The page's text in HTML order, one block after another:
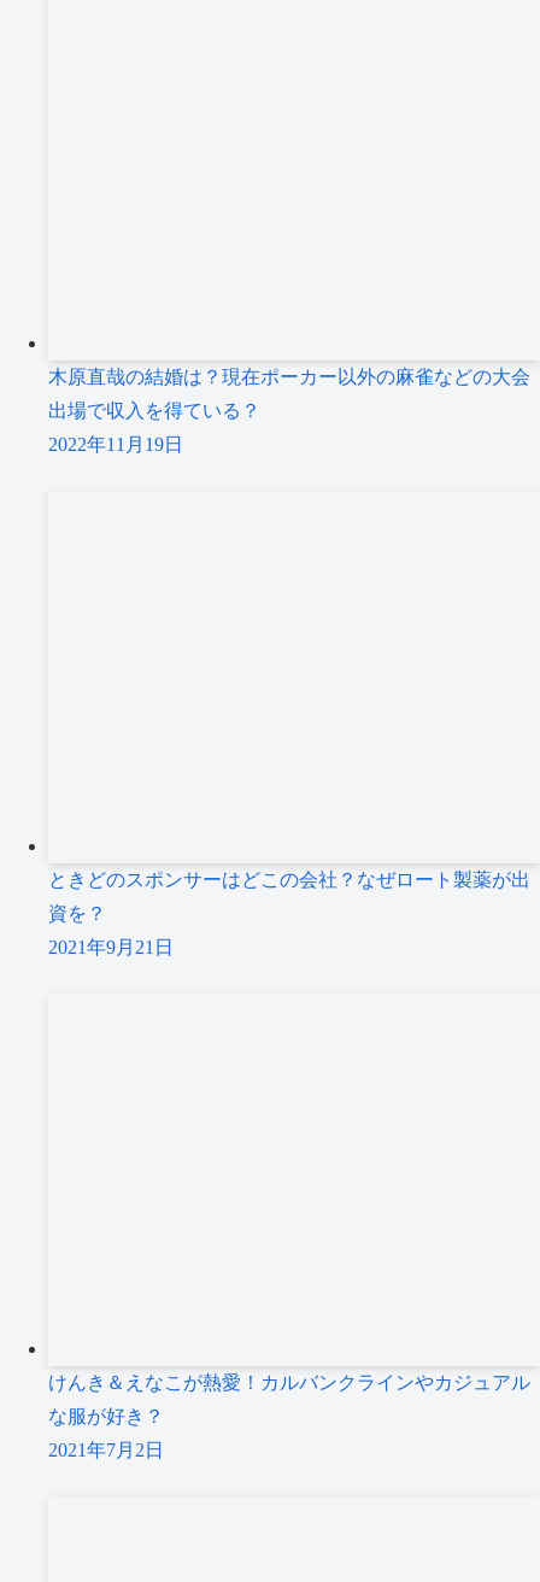
木原直哉の結婚は？現在ポーカー以外の麻雀などの大会
出場で収入を得ている？
2022年11月19日
ときどのスポンサーはどこの会社？なぜロート製薬が出
資を？
2021年9月21日
けんき＆えなこが熱愛！カルバンクラインやカジュアル
な服が好き？
2021年7月2日